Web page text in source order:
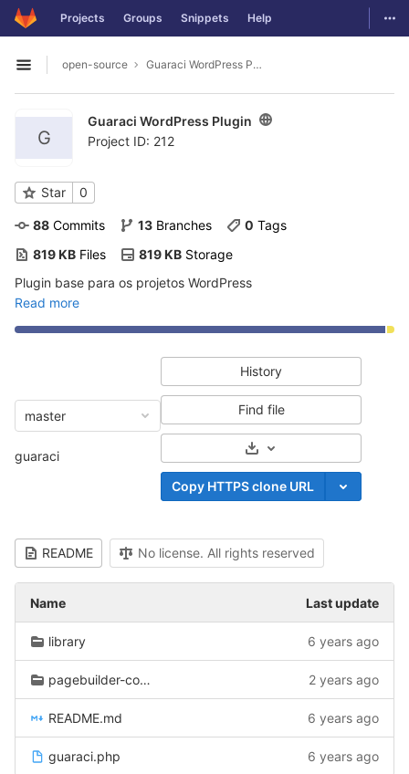
Skip to content
GitLab Projects Groups Snippets Help
Open sidebar
open-source Guaraci WordPress Plugin
G
Guaraci WordPress Plugin
Project ID: 212
Star 0
88 Commits 13 Branches 0 Tags
819 KB Files 819 KB Storage
Plugin base para os projetos WordPress
Read more
master
guaraci
History
Find file
Select Archive Format
Copy HTTPS clone URL
README No license. All rights reserved
Name Last update
library 6 years ago
pagebuilder-components 2 years ago
README.md 6 years ago
guaraci.php 6 years ago